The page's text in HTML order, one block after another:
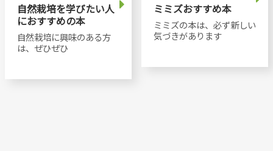
自然栽培を学びたい人
におすすめの本
自然栽培に興味のある方
は、ぜひぜひ
ミミズおすすめ本
ミミズの本は、必ず新しい
気づきがあります